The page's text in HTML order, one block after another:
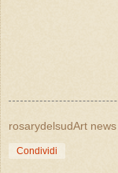
rosarydelsudArt news
Condividi